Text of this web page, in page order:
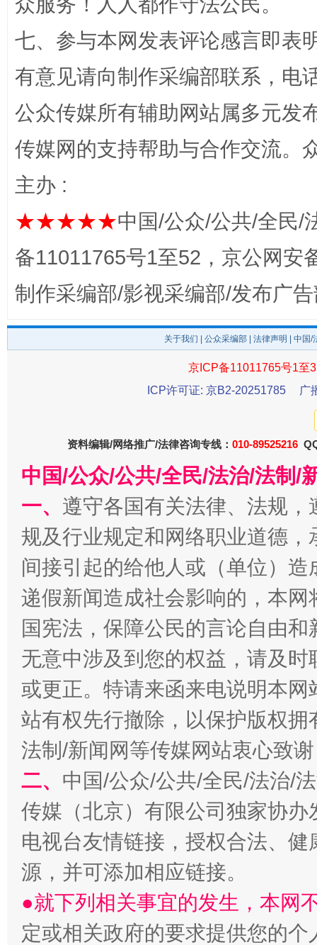
完善运行机制助力责任有效落实 一纸欠
东山县通报“牛蛙产品抗生素超标问题”
千年窑火 生生不息 一
揭开“小金库”的免责幌子
七、参与本网发表评论感言即表
有意见请向制作采编部联系，电
公众传媒所有辅助网站属多元发
传媒网的支持帮助与合作交流。
主办 :
★★★★★中国/公众/公共/全民/
备11011765号1至52，京公网安
制作采编部/影视采编部/发布广
关于我们 公众采编部 法律声明 | 中国
京ICP备11011765号1至
ICP许可证: 京B2-20251785
广
资料编辑/网络推广/法律咨询专线： 010-89525216
中国/公众/公共/全民/法治/法制/
一、 遵守各国有关法律、法规
规及行业规定和网络职业道德
间接引起的给他人或（单位）
递假新闻造成社会影响的，本
国宪法，保障公民的言论自由
无意中涉及到您的权益，请及
或更正。特请来函来电说明本
站有权先行撤除，以保护版权
法制/新闻网等传媒网站衷心致
二、 中国/公众/公共/全民/法治/
传媒（北京）有限公司独家协
电视台友情链接，授权合法、
源，并可添加相应链接。
●就下列相关事宜的发生，本网
定或相关政府的要求提供您的个